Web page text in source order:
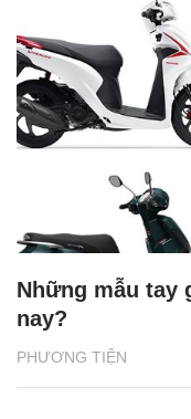
PHƯƠNG TIỆN
Những mẫu tay
nay?